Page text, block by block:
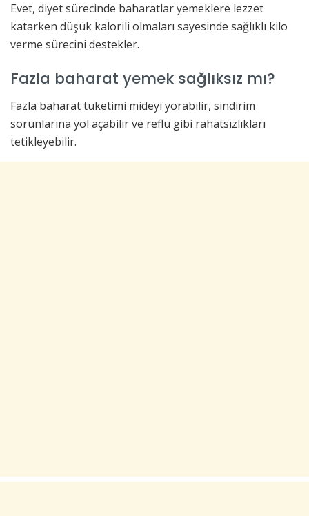
Evet, diyet sürecinde baharatlar yemeklere lezzet
katarken düşük kalorili olmaları sayesinde sağlıklı kilo
verme sürecini destekler.
Fazla baharat yemek sağlıksız mı?
Fazla baharat tüketimi mideyi yorabilir, sindirim
sorunlarına yol açabilir ve reflü gibi rahatsızlıkları
tetikleyebilir.